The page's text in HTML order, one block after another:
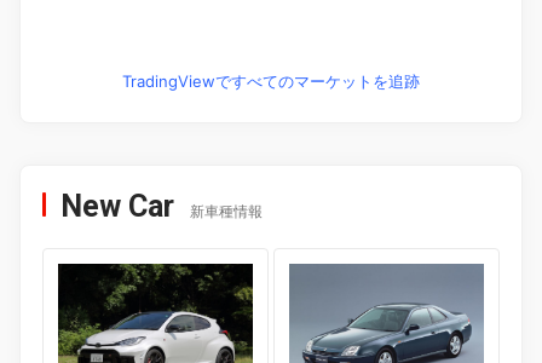
TradingViewですべてのマーケットを追跡
New Car 新車種情報